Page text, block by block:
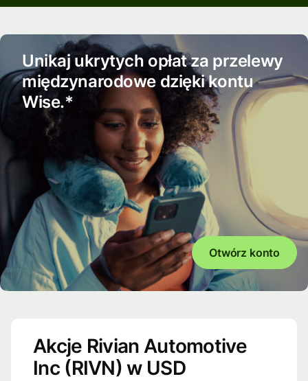
Unikaj ukrytych opłat za przelewy
międzynarodowe dzięki kontu
Wise.*
Otwórz konto
Akcje Rivian Automotive
Inc (RIVN) w USD